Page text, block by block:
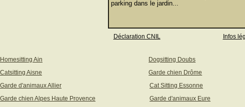
parking dans le jardin...
Déclaration CNIL Infos
Homesitting Ain Dogsitting Doubs
Catsitting Aisne
Garde chien Drôme
Garde d'animaux Allier
Cat Sitting Essonne
Garde chien Alpes Haute Provence
Garde d'animaux Eure